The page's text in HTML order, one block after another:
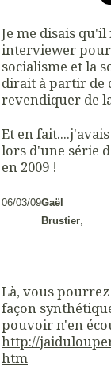
Je me disais
interviewer
socialisme et la
dirait à partir de
revendiquer de
Et en
lors d'une série
en 2009 !
06/03/09Gaël
Brustier,
Là, vous
façon
pouvoir n'en
http://
htm